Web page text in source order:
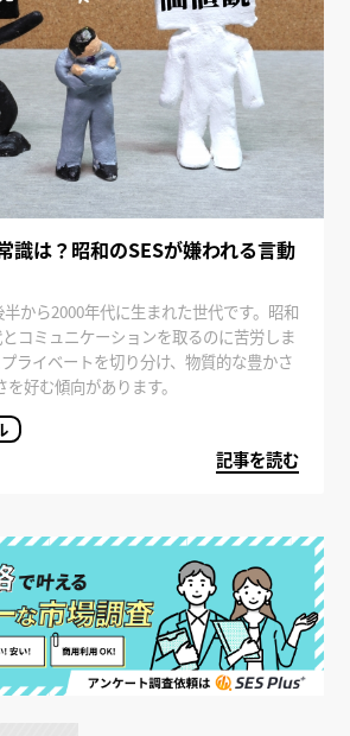
識は？昭和のSESが嫌われる言動
から2000年代に生まれた世代です。昭和
コミュニケーションを取るのに苦労しま
ライベートを切り分け、物質的な豊かさ
好む傾向があります。
記事を読む